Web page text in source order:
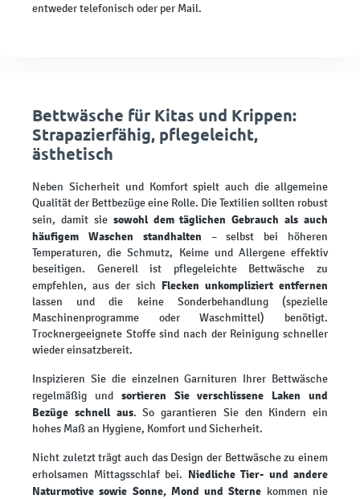
entweder telefonisch oder per Mail.
Bettwäsche für Kitas und Krippen:
Strapazierfähig, pflegeleicht,
ästhetisch
Neben Sicherheit und Komfort spielt auch die allgemeine
Qualität der Bettbezüge eine Rolle. Die Textilien sollten robust
sein, damit sie sowohl dem täglichen Gebrauch als auch
häufigem Waschen standhalten – selbst bei höheren
Temperaturen, die Schmutz, Keime und Allergene effektiv
beseitigen. Generell ist pflegeleichte Bettwäsche zu
empfehlen, aus der sich Flecken unkompliziert entfernen
lassen und die keine Sonderbehandlung (spezielle
Maschinenprogramme oder Waschmittel) benötigt.
Trocknergeeignete Stoffe sind nach der Reinigung schneller
wieder einsatzbereit.
Inspizieren Sie die einzelnen Garnituren Ihrer Bettwäsche
regelmäßig und sortieren Sie verschlissene Laken und
Bezüge schnell aus. So garantieren Sie den Kindern ein
hohes Maß an Hygiene, Komfort und Sicherheit.
Nicht zuletzt trägt auch das Design der Bettwäsche zu einem
erholsamen Mittagsschlaf bei. Niedliche Tier- und andere
Naturmotive sowie Sonne, Mond und Sterne kommen nie